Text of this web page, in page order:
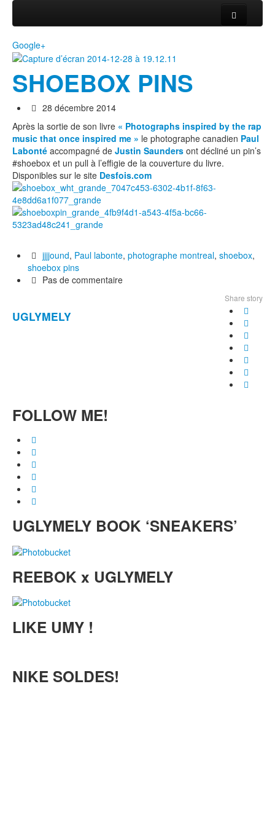
Airtrainerpedia
Street Art
MW SHIFT
Daily City
Contact
Google+
SHOEBOX PINS
28 décembre 2014
Après la sortie de son livre « Photographs inspired by the rap
music that once inspired me » le photographe canadien Paul
Labonté accompagné de Justin Saunders ont décliné un pin’s
#shoebox et un pull à l’effigie de la couverture du livre.
Disponibles sur le site Desfois.com
jjjjound, Paul labonte, photographe montreal, shoebox,
shoebox pins
Pas de commentaire
UGLYMELY
Share story
FOLLOW ME!
UGLYMELY BOOK ‘SNEAKERS’
REEBOK x UGLYMELY
LIKE UMY !
NIKE SOLDES!